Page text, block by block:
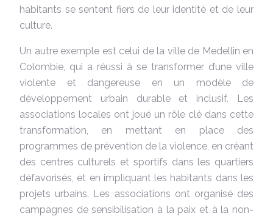
habitants se sentent fiers de leur identité et de leur
culture.
Un autre exemple est celui de la ville de Medellin en
Colombie, qui a réussi à se transformer d’une ville
violente et dangereuse en un modèle de
développement urbain durable et inclusif. Les
associations locales ont joué un rôle clé dans cette
transformation, en mettant en place des
programmes de prévention de la violence, en créant
des centres culturels et sportifs dans les quartiers
défavorisés, et en impliquant les habitants dans les
projets urbains. Les associations ont organisé des
campagnes de sensibilisation à la paix et à la non-